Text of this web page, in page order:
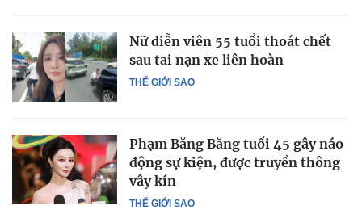
THẾ GIỚI SAO
Nữ diễn viên 55 tuổi thoát chết
sau tai nạn xe liên hoàn
THẾ GIỚI SAO
Phạm Băng Băng tuổi 45 gây náo
động sự kiện, được truyền thông
vây kín